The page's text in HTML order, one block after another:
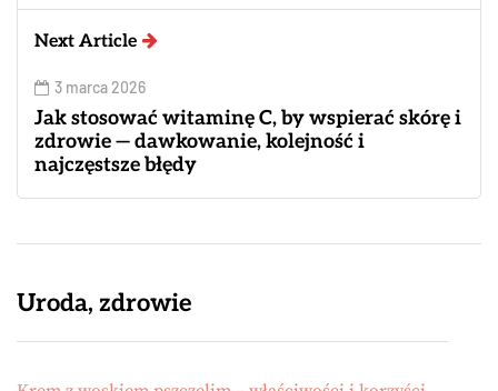
Next Article
3 marca 2026
Jak stosować witaminę C, by wspierać skórę i
zdrowie — dawkowanie, kolejność i
najczęstsze błędy
Uroda, zdrowie